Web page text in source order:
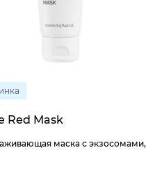
Red Mask
маска с экзосомами,